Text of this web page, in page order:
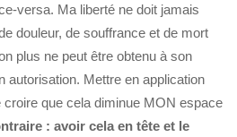
versa. Ma liberté ne doit jamais
douleur, de souffrance et de mort
plus ne peut être obtenu à son
autorisation. Mettre en application
croire que cela diminue MON espace
: avoir cela en tête et le